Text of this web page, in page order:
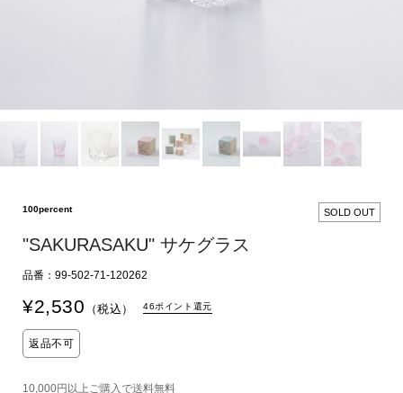
100percent SOLD OUT
"SAKURASAKU" サケグラス
品番：99-502-71-120262
¥2,530 （税込） 46ポイント還元
返品不可
10,000円以上ご購入で送料無料